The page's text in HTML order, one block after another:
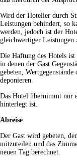
Wird der Hotelier durch
Leistungen behindert, so
werden, jedoch ist der
gleichwertiger Leistungen
Die Haftung des Hotels ist
in denen der Gast
gebeten,
deponieren.
Das Hotel übernimmt nur
hinterlegt ist.
Abreise
Der Gast wird gebeten,
mitzuteilen und das
neuen Tag berechnet.